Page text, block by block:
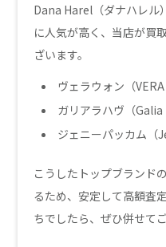
Dana Harel（ダナハレル
に人気が高く、当店が買
ざいます。
ヴェラウォン（VERA
ガリアラハヴ（Galia
ジェニーパッカム（
こうしたトップブランド
るため、安定して高額査
ちでしたら、ぜひ併せて